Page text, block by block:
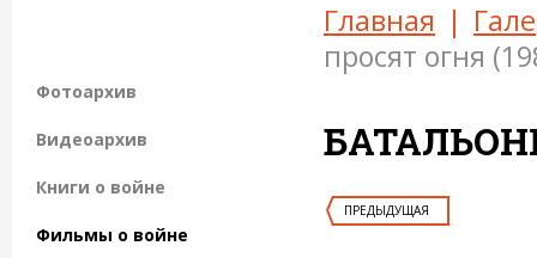
Главная |
просят огня
ПРЕДЫДУЩАЯ
Фотоархив
Видеоархив
Книги о войне
Фильмы о войне